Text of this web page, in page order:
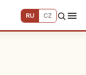
RU CZ